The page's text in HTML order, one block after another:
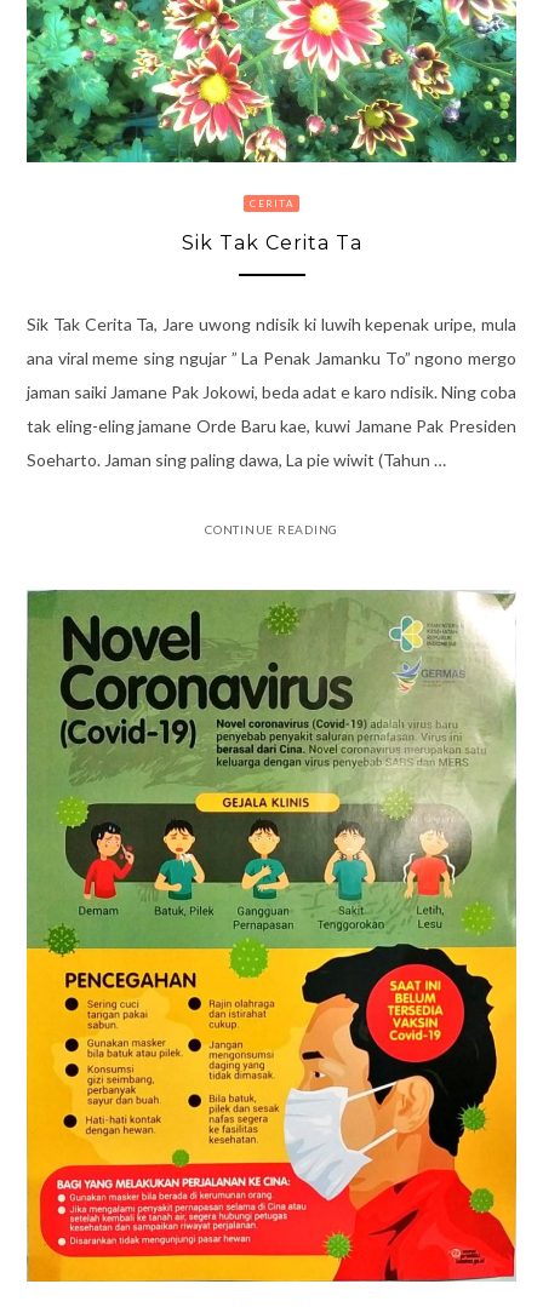
CERITA
Sik Tak Cerita Ta
Sik Tak Cerita Ta, Jare uwong ndisik ki luwih kepenak uripe, mula
ana viral meme sing ngujar ” La Penak Jamanku To” ngono mergo
jaman saiki Jamane Pak Jokowi, beda adat e karo ndisik. Ning coba
tak eling-eling jamane Orde Baru kae, kuwi Jamane Pak Presiden
Soeharto. Jaman sing paling dawa, La pie wiwit (Tahun …
CONTINUE READING